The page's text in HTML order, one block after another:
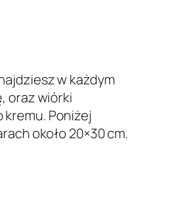
w każdym
oraz wiórki
Poniżej
około 20×30 cm.